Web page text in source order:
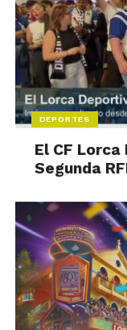
DEPORTES
El CF
Segunda